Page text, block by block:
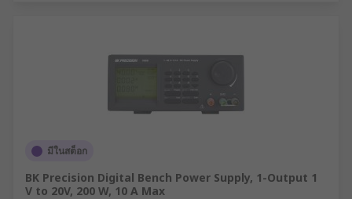
มีในสต็อก
BK Precision Digital Bench Power Supply, 1-Output 1
V to 20V, 200 W, 10 A Max